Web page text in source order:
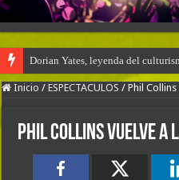
Dorian Yates, leyenda del
Inicio / ESPECTACULOS / Phil
Phil Collins vuelve a